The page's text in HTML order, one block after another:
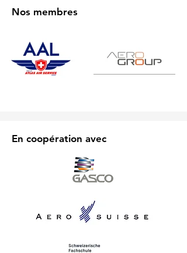
Nos membres
En coopération avec